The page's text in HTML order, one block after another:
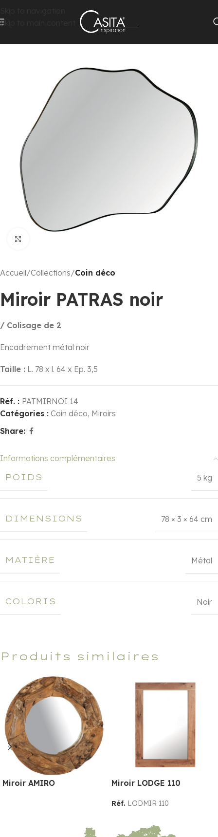
Skip to main content
Accueil Collections Coin déco
Miroir PATRAS noir
/ Colisage de 2
Encadrement métal noir
Taille : L. 78 x l. 64 x Ep. 3,5
Réf. : PATMIRNOI 14
Catégories : Coin déco, Miroirs
Share:
Informations complémentaires
POIDS
5 kg
DIMENSIONS 78 × 3 × 64 cm
MATIÈRE Métal
COLORIS Noir
Produits similaires
Miroir AMIRO Miroir LODGE 110
Réf. LODMIR 110